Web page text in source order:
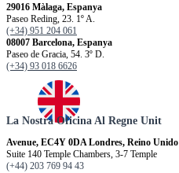
29016 Màlaga, Espanya
Paseo Reding, 23. 1º A.
(+34) 951 204 061
08007 Barcelona, Espanya
Paseo de Gracia, 54. 3º D.
(+34) 93 018 6626
La Nostra Oficina Al Regne Unit
Avenue, EC4Y 0DA Londres, Reino Unido
Suite 140 Temple Chambers, 3-7 Temple
(+44) 203 769 94 43